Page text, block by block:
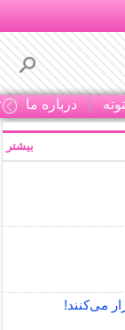
درباره ما
می‌کنند!
بیشتر